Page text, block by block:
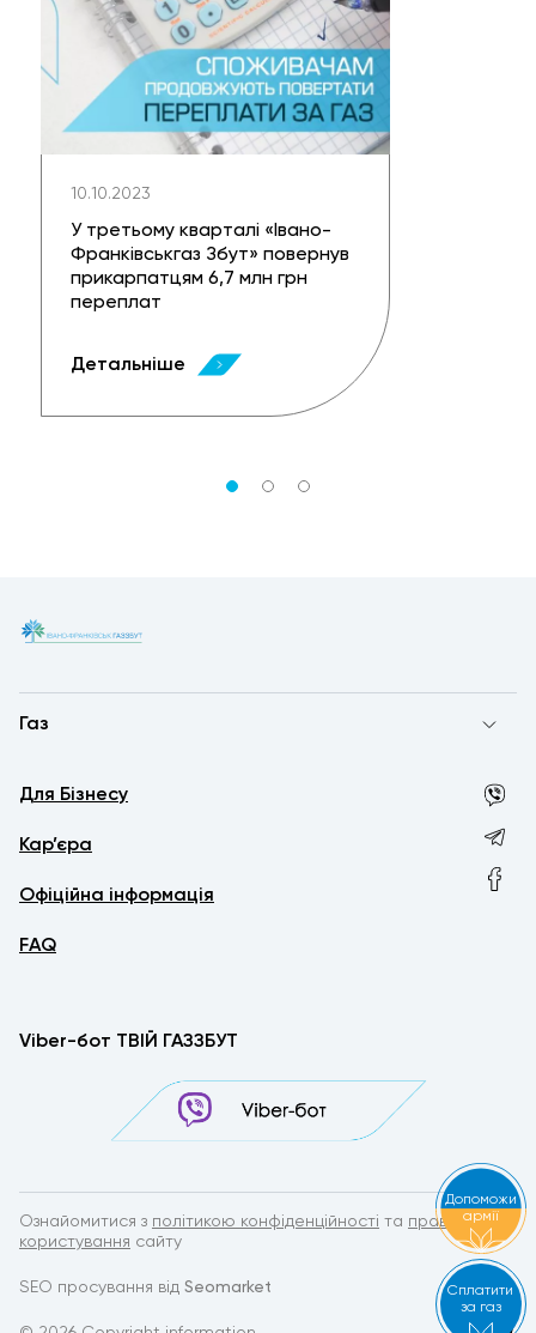
10.10.2023
У третьому кварталі «Івано-
Франківськгаз Збут» повернув
прикарпатцям 6,7 млн грн
переплат
Детальніше
Газ
Для Бізнесу
Кар’єра
Офіційна інформація
FAQ
Viber-бот ТВІЙ ГАЗЗБУТ
Ознайомитися з політикою конфіденційності та правилами
користування сайту
SEO просування від Seomarket
Сплатити
за газ
Допоможи
армії